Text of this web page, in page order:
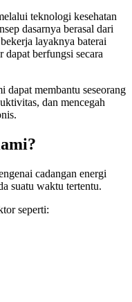
teknologi kesehatan
dasarnya berasal dari
layaknya baterai
dapat berfungsi secara
dapat membantu seseorang
dan mencegah
cadangan energi
suatu waktu tertentu.
seperti: